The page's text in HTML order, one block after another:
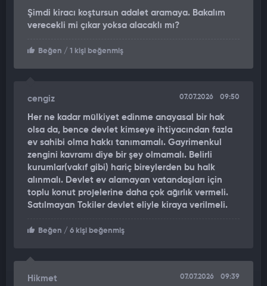
Şimdi kiracı koştursun adalet aramaya. Bakalım
verecekli mi çıkar yoksa alacaklı mı?
Beğen / 1 kişi beğenmiş
cengiz 07.07.2026 09:50
Her ne kadar mülkiyet edinme anayasal bir hak
olsa da, bence devlet kimseye ihtiyacından fazla
ev sahibi olma hakkı tanımamalı. Gayrimenkul
zengini kavramı diye bir şey olmamalı. Belirli
kurumlar(vakıf gibi) hariç bireylerden bu halk
alınmalı. Devlet ev alamayan vatandaşları için
toplu konut projelerine daha çok ağırlık vermeli.
Satılmayan Tokiler devlet eliyle kiraya verilmeli.
Beğen / 6 kişi beğenmiş
Hikmet 07.07.2026 09:39